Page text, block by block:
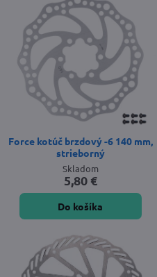
Force kotúč brzdový -6 140 mm,
strieborný
Skladom
5,80 €
Do košíka